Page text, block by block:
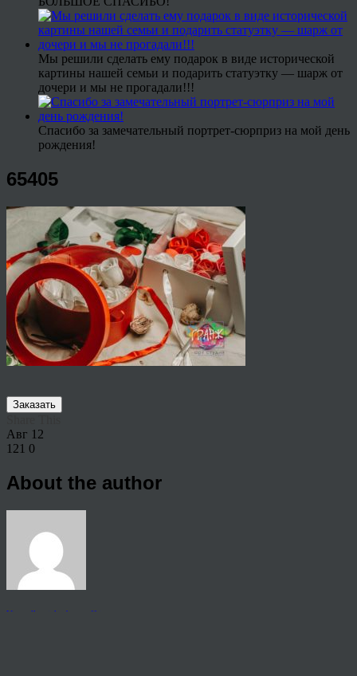
Мы решили сделать ему подарок в виде исторической
картины нашей семьи и подарить статуэтку — шарж от
дочери и мы не прогадали!!!
Спасибо за замечательный портрет-сюрприз на мой день
рождения!
65405
Заказать
Авг 12
121 0
About the author
View all articles by rauffri